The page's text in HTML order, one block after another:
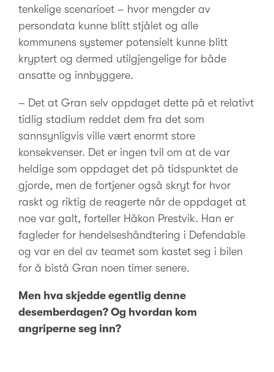
tenkelige scenarioet – hvor mengder av
persondata kunne blitt stjålet og alle
kommunens systemer potensielt kunne blitt
kryptert og dermed utilgjengelige for både
ansatte og innbyggere.
– Det at Gran selv oppdaget dette på et relativt
tidlig stadium reddet dem fra det som
sannsynligvis ville vært enormt store
konsekvenser. Det er ingen tvil om at de var
heldige som oppdaget det på tidspunktet de
gjorde, men de fortjener også skryt for hvor
raskt og riktig de reagerte når de oppdaget at
noe var galt, forteller Håkon Prestvik. Han er
fagleder for hendelseshåndtering i Defendable
og var en del av teamet som kastet seg i bilen
for å bistå Gran noen timer senere.
Men hva skjedde egentlig denne
desemberdagen? Og hvordan kom
angriperne seg inn?